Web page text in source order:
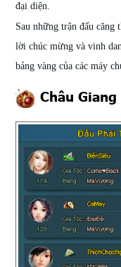
đại diện.
Sau những trận đấu căng
lời chúc mừng và vinh
bảng vàng của các máy
Châu Giang